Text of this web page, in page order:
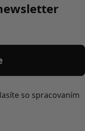
so spracovaním